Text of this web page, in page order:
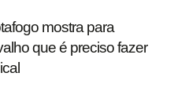
mostra para
que é preciso fazer